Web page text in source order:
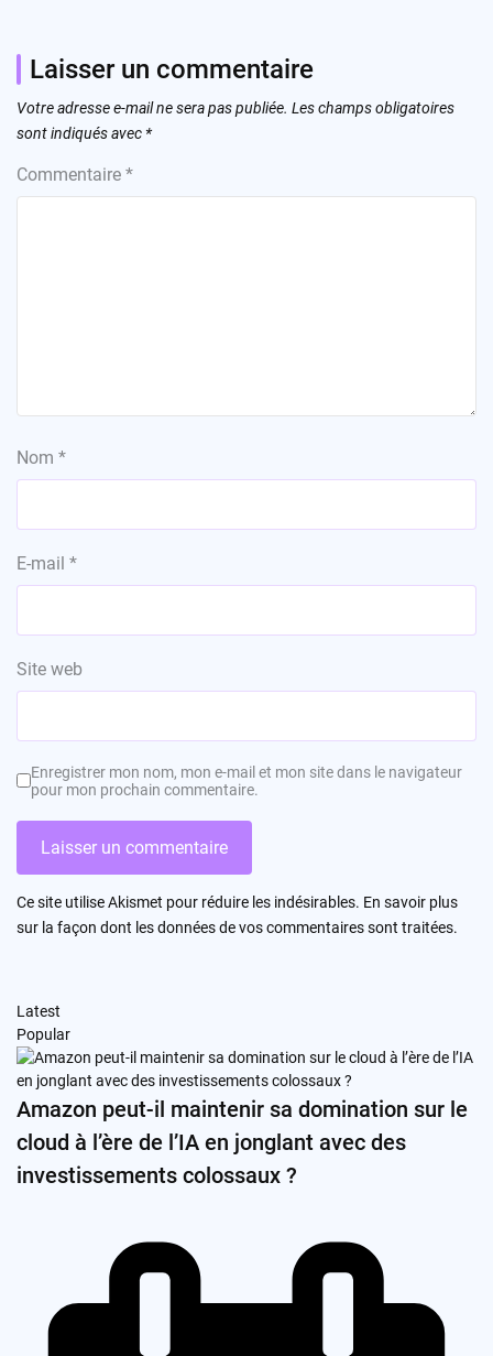
Laisser un commentaire
Votre adresse e-mail ne sera pas publiée. Les champs obligatoires
sont indiqués avec *
Commentaire *
Nom *
E-mail *
Site web
Enregistrer mon nom, mon e-mail et mon site dans le navigateur
pour mon prochain commentaire.
Ce site utilise Akismet pour réduire les indésirables. En savoir plus
sur la façon dont les données de vos commentaires sont traitées.
Latest
Popular
Amazon peut-il maintenir sa domination sur le
cloud à l’ère de l’IA en jonglant avec des
investissements colossaux ?